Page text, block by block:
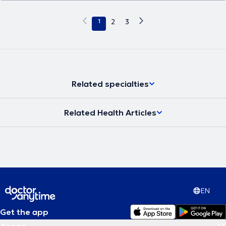
1 2 3
Related specialties
Related Health Articles
EN
Get the app